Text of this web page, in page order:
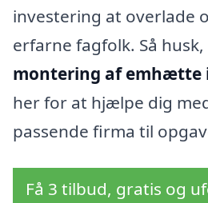
investering at overlade
erfarne fagfolk. Så
montering af emhætte
her for at hjælpe dig
passende firma til
Få 3 tilbud, gratis og